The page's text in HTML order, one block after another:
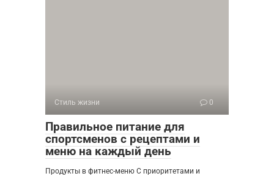
Стиль жизни 0
Правильное питание для
спортсменов с рецептами и
меню на каждый день
Продукты в фитнес-меню С приоритетами и